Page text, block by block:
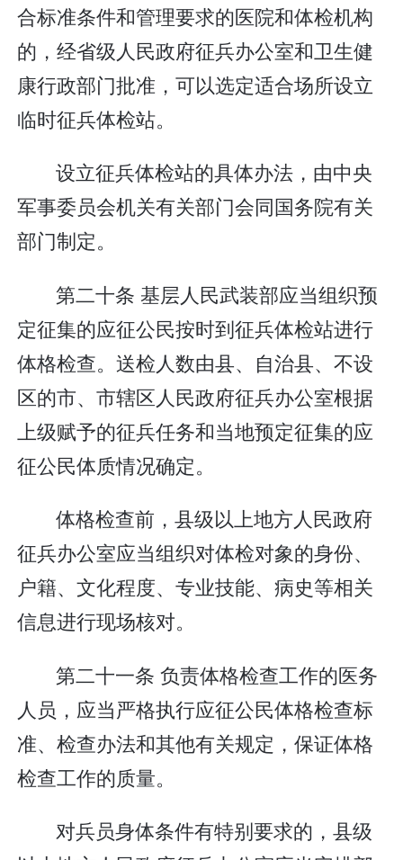
合标准条件和管理要求的医院和体检机构
的，经省级人民政府征兵办公室和卫生健
康行政部门批准，可以选定适合场所设立
临时征兵体检站。
设立征兵体检站的具体办法，由中央
军事委员会机关有关部门会同国务院有关
部门制定。
第二十条 基层人民武装部应当组织预
定征集的应征公民按时到征兵体检站进行
体格检查。送检人数由县、自治县、不设
区的市、市辖区人民政府征兵办公室根据
上级赋予的征兵任务和当地预定征集的应
征公民体质情况确定。
体格检查前，县级以上地方人民政府
征兵办公室应当组织对体检对象的身份、
户籍、文化程度、专业技能、病史等相关
信息进行现场核对。
第二十一条 负责体格检查工作的医务
人员，应当严格执行应征公民体格检查标
准、检查办法和其他有关规定，保证体格
检查工作的质量。
对兵员身体条件有特别要求的，县级